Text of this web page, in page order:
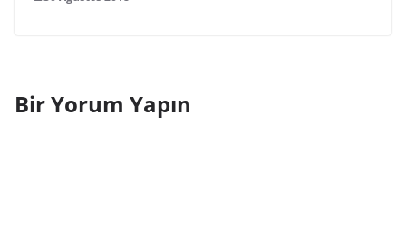
Bir Yorum Yapın